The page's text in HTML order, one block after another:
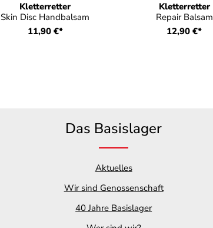
Kletterretter
Skin Disc Handbalsam
11,90 €*
Kletterretter
Repair Balsam
12,90 €*
Das Basislager
Aktuelles
Wir sind Genossenschaft
40 Jahre Basislager